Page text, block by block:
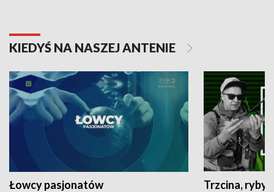
KIEDYŚ NA NASZEJ ANTENIE
Łowcy pasjonatów Trzcina, ryby